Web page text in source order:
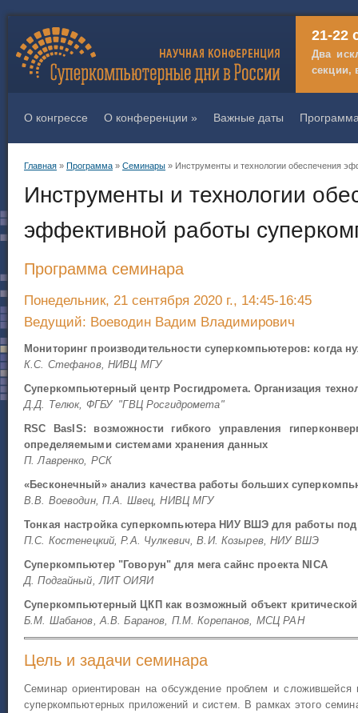
21-22
Два
секции,
О конгрессе О конференции » Важные даты
Главная » Программа » Семинары » Инструменты и технологии обеспечения
Инструменты и технологии
эффективной работы
Программа семинара
Понедельник, 21 сентября 2020 г., 14:45-16:45
Ведущий: Воеводин Вадим Владимирович
Мониторинг производительности суперкомпьютеров: когда
К.С. Стефанов, НИВЦ МГУ
Суперкомпьютерный центр Росгидромета. Организация
Д.Д. Телюк, ФГБУ "ГВЦ Росгидромета"
RSC BasIS: возможности гибкого управления
определяемыми системами хранения данных
П. Лавренко, РСК
«Бесконечный» анализ качества работы больших
В.В. Воеводин, П.А. Швец, НИВЦ МГУ
Тонкая настройка суперкомпьютера НИУ ВШЭ для работы под
П.С. Костенецкий, Р.А. Чулкевич, В.И. Козырев, НИУ ВШЭ
Суперкомпьютер "Говорун" для мега сайнс проекта NICA
Д. Подгайный, ЛИТ ОИЯИ
Суперкомпьютерный ЦКП как возможный объект
Б.М. Шабанов, А.В. Баранов, П.М. Корепанов, МСЦ РАН
Цель и задачи семинара
Семинар ориентирован на обсуждение проблем и сложившейся
суперкомпьютерных приложений и систем. В рамках этого